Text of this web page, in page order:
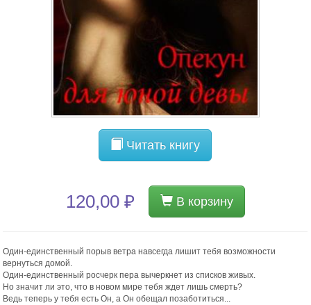
Читать книгу
120,00 ₽ В корзину
Один-единственный порыв ветра навсегда лишит тебя возможности
вернуться домой.
Один-единственный росчерк пера вычеркнет из списков живых.
Но значит ли это, что в новом мире тебя ждет лишь смерть?
Ведь теперь у тебя есть Он, а Он обещал позаботиться...